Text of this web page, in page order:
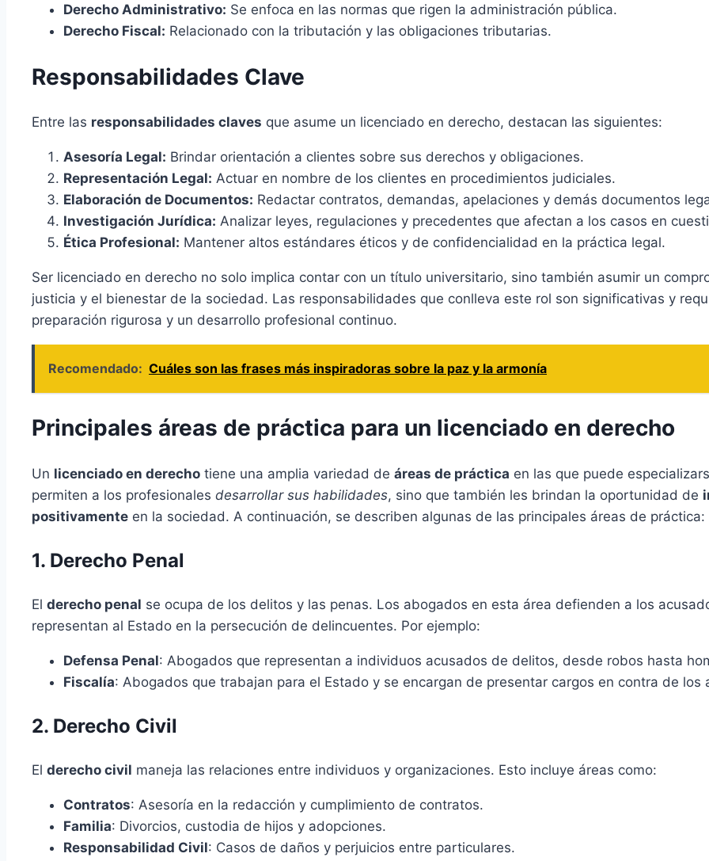
Derecho Administrativo: Se enfoca en las normas que rigen la administración pública.
Derecho Fiscal: Relacionado con la tributación y las obligaciones tributarias.
Responsabilidades Clave
Entre las responsabilidades claves que asume un licenciado en derecho, destacan las siguientes:
Asesoría Legal: Brindar orientación a clientes sobre sus derechos y obligaciones.
Representación Legal: Actuar en nombre de los clientes en procedimientos judiciales.
Elaboración de Documentos: Redactar contratos, demandas, apelaciones y demás documentos
Investigación Jurídica: Analizar leyes, regulaciones y precedentes que afectan a los casos en
Ética Profesional: Mantener altos estándares éticos y de confidencialidad en la práctica legal.
Ser licenciado en derecho no solo implica contar con un título universitario, sino también asumir un
justicia y el bienestar de la sociedad. Las responsabilidades que conlleva este rol son significativas y
preparación rigurosa y un desarrollo profesional continuo.
Recomendado: Cuáles son las frases más inspiradoras sobre la paz y la armonía
Principales áreas de práctica para un licenciado en derecho
Un licenciado en derecho tiene una amplia variedad de áreas de práctica en las que puede
permiten a los profesionales desarrollar sus habilidades, sino que también les brindan la oportunidad de
positivamente en la sociedad. A continuación, se describen algunas de las principales áreas de práctica:
1. Derecho Penal
El derecho penal se ocupa de los delitos y las penas. Los abogados en esta área defienden a los
representan al Estado en la persecución de delincuentes. Por ejemplo:
Defensa Penal: Abogados que representan a individuos acusados de delitos, desde robos hasta
Fiscalía: Abogados que trabajan para el Estado y se encargan de presentar cargos en contra de los
2. Derecho Civil
El derecho civil maneja las relaciones entre individuos y organizaciones. Esto incluye áreas como:
Contratos: Asesoría en la redacción y cumplimiento de contratos.
Familia: Divorcios, custodia de hijos y adopciones.
Responsabilidad Civil: Casos de daños y perjuicios entre particulares.